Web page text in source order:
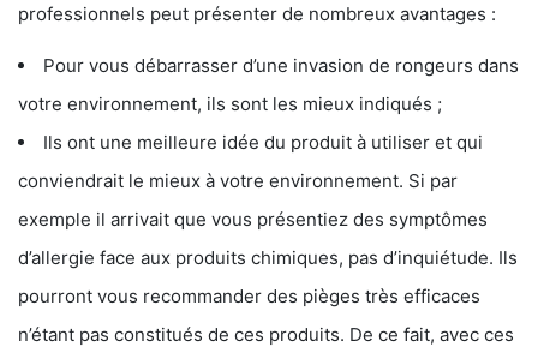
professionnels peut présenter de nombreux avantages :
Pour vous débarrasser d’une invasion de rongeurs dans
votre environnement, ils sont les mieux indiqués ;
Ils ont une meilleure idée du produit à utiliser et qui
conviendrait le mieux à votre environnement. Si par
exemple il arrivait que vous présentiez des symptômes
d’allergie face aux produits chimiques, pas d’inquiétude. Ils
pourront vous recommander des pièges très efficaces
n’étant pas constitués de ces produits. De ce fait, avec ces